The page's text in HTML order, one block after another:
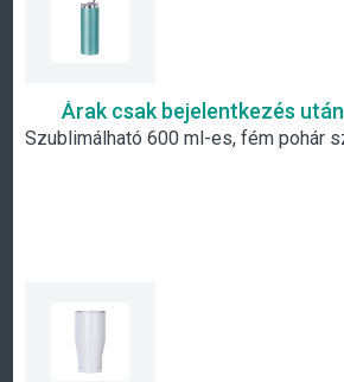
Árak csak bejelentkezés után